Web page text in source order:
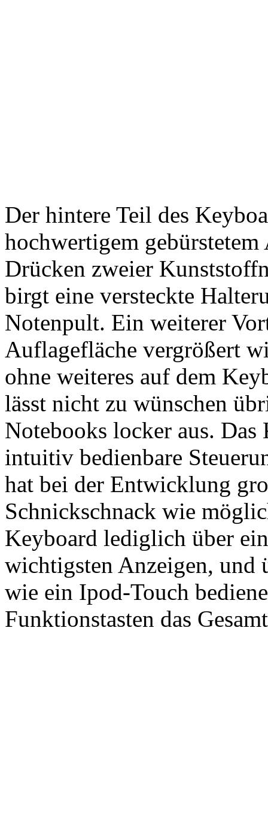
Der hintere Teil des
hochwertigem
Drücken zweier
birgt eine versteckte
Notenpult. Ein weiterer
Auflagefläche vergrößert
ohne weiteres auf dem
lässt nicht zu wünschen
Notebooks locker aus.
intuitiv bedienbare
hat bei der Entwicklung
Schnickschnack wie
Keyboard lediglich über
wichtigsten Anzeigen, und
wie ein Ipod-Touch
Funktionstasten das